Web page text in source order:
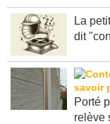
La
dit
Porté
relève